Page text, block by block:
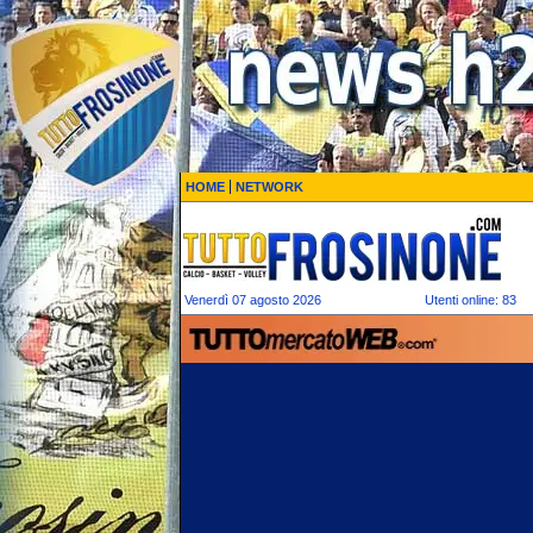
HOME NETWORK
Venerdì 07 agosto 2026 Utenti online: 83